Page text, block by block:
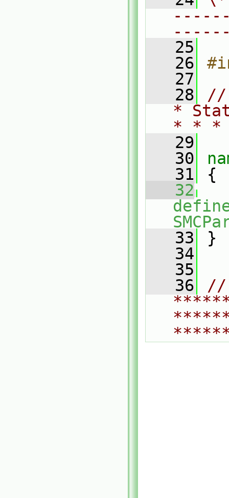
   25
   26
   27
   28
//
*
* *
   29
   30
   31
{
   32
   33
}
   34
   35
   36
//